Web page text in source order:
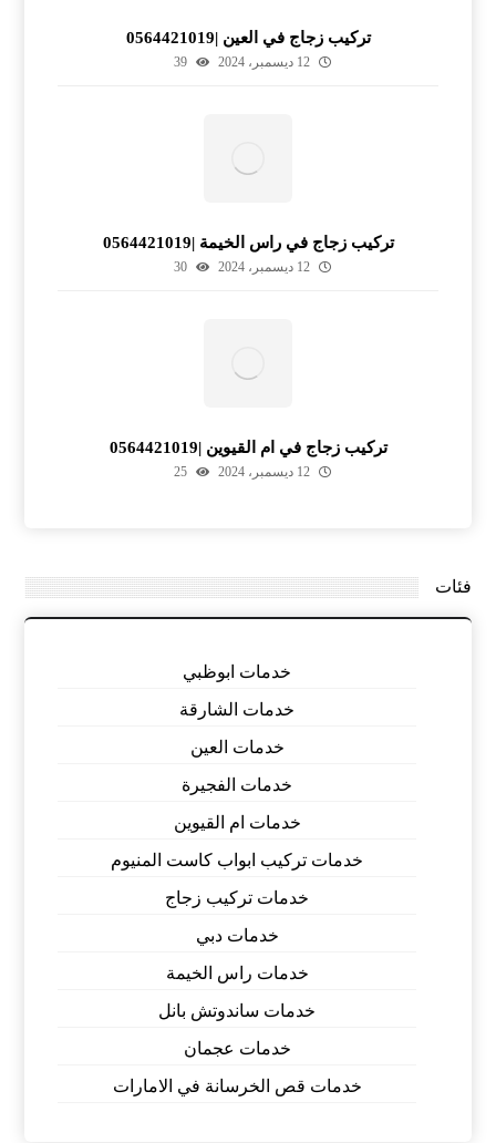
تركيب زجاج في العين |0564421019
12 ديسمبر، 2024 39
تركيب زجاج في راس الخيمة |0564421019
12 ديسمبر، 2024 30
تركيب زجاج في ام القيوين |0564421019
12 ديسمبر، 2024 25
فئات
خدمات ابوظبي
خدمات الشارقة
خدمات العين
خدمات الفجيرة
خدمات ام القيوين
خدمات تركيب ابواب كاست المنيوم
خدمات تركيب زجاج
خدمات دبي
خدمات راس الخيمة
خدمات ساندوتش بانل
خدمات عجمان
خدمات قص الخرسانة في الامارات